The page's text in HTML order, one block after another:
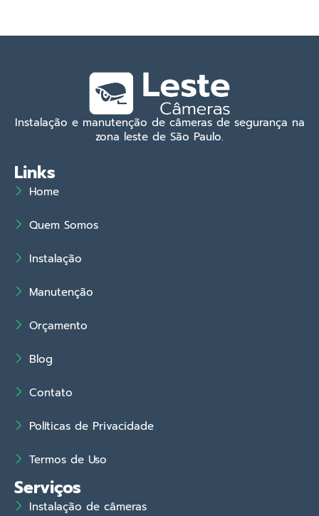
Instalação e manutenção de câmeras de segurança na
zona leste de São Paulo.
Links
Home
Quem Somos
Instalação
Manutenção
Orçamento
Blog
Contato
Políticas de Privacidade
Termos de Uso
Serviços
Instalação de câmeras